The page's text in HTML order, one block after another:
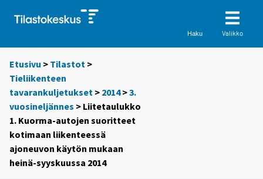
Haku Valikko
Etusivu > Tilastot >
Tieliikenteen
tavarankuljetukset > 2014>3.
vuosineljännes > Liitetaulukko
1. Kuorma-autojen suoritteet
kotimaan liikenteessä
ajoneuvon käytön mukaan
heinä-syyskuussa 2014